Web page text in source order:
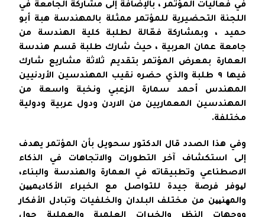
في فعاليات المؤتمر ، بالإضافة إلى مشاركة الجامعة في
اللجنة التحضيرية للمؤتمر ممثلة بالمهندسة هبة أبو
حميد ، وبمشاركة فعّالة لطلبة كلية الهندسة من
جامعة عمان العربية ، حيث شارك طلبة قسم هندسة
العمارة بمعرض المؤتمر بتقديم ثلاثة مشاريع شارك
فيها ٩ طلبة والذي حضره نقيب المهندسين الأردنيين
المهندس أحمد سمارة الزعبي ونخبة واسعة من
المهندسين المعماريين من الاردن ودول عربية ودولية
مختلفة.
وفي هذا الصدد قال الدكتور سحويل بأن المؤتمر يهدف
إلى استكشاف آخر التطورات والاتجاهات في الذكاء
الاصطناعي وتطبيقاته في العمارة والهندسة والبناء،
لیوفر فرصة جيدة للتواصل مع الخبراء الأكادیمیین
والمھنیین من مختلف البلدان والخلفيات وتبادل الأفكار